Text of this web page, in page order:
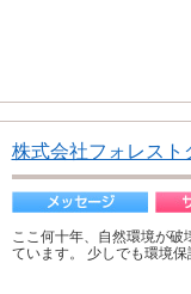
株式会社フォレスト
ここ何十年、自然環境が
ています。 少しでも環境